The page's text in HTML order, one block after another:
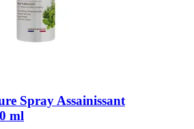
Spray Assainissant
ml